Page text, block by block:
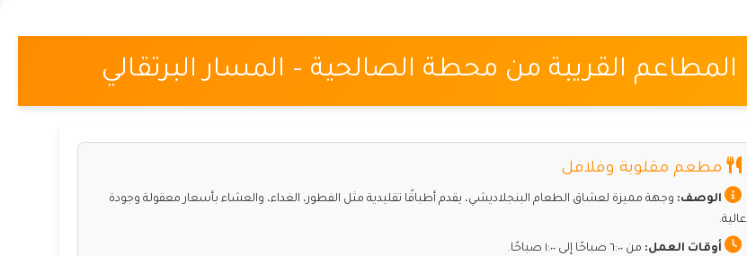
المطاعم القريبة من محطة الصالحية – المسار البرتقالي
مطعم مقلوبة وفلافل
الوصف: وجهة مميزة لعشاق الطعام البنجلاديشي، يقدم أطباقًا تقليدية مثل الفطور، الغداء، والعشاء بأسعار معقولة وجودة
عالية.
أوقات العمل: من ٦:٠٠ صباحًا إلى ١:٠٠ صباحًا.